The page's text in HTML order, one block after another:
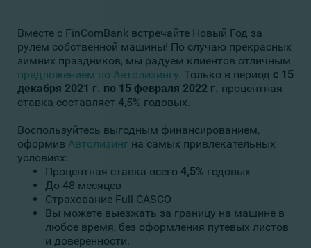
Вместе с FinComBank встречайте Новый Год за
рулем собственной машины! По случаю прекрасных
зимних праздников, мы радуем клиентов отличным
предложением по Автолизингу. Только в период с 15
декабря 2021 г. по 15 февраля 2022 г. процентная
ставка составляет 4,5% годовых.
Воспользуйтесь выгодным финансированием,
оформив Автолизинг на самых привлекательных
условиях:
Процентная ставка всего 4,5% годовых
До 48 месяцев
Страхование Full CASCO
Вы можете выезжать за границу на машине в
любое время, без оформления путевых листов
и доверенности.